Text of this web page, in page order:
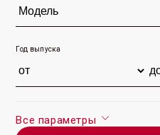
Год выпуска
Все параметры